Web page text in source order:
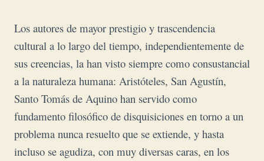
Los autores de mayor prestigio y trascendencia
cultural a lo largo del tiempo, independientemente de
sus creencias, la han visto siempre como consustancial
a la naturaleza humana: Aristóteles, San Agustín,
Santo Tomás de Aquino han servido como
fundamento filosófico de disquisiciones en torno a un
problema nunca resuelto que se extiende, y hasta
incluso se agudiza, con muy diversas caras, en los